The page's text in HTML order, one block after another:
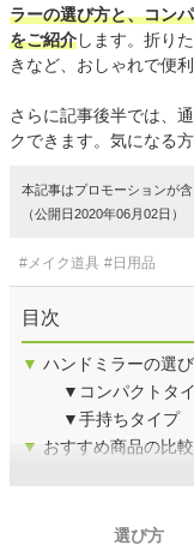
ラーの選び方と、コン
をご紹介します。折り
きなど、おしゃれで便
さらに記事後半では、
クできます。気になる
本記事はプロモーションが
（公開日2020年06月02日）
#メイク道具 #日用品
目次
▼ ハンドミラーの選
▼コンパクトタ
▼手持ちタイプ
▼ おすすめ商品の比
選び方